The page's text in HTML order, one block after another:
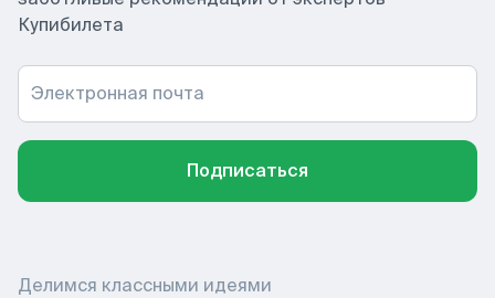
Купибилета
Электронная почта
Подписаться
Делимся классными идеями